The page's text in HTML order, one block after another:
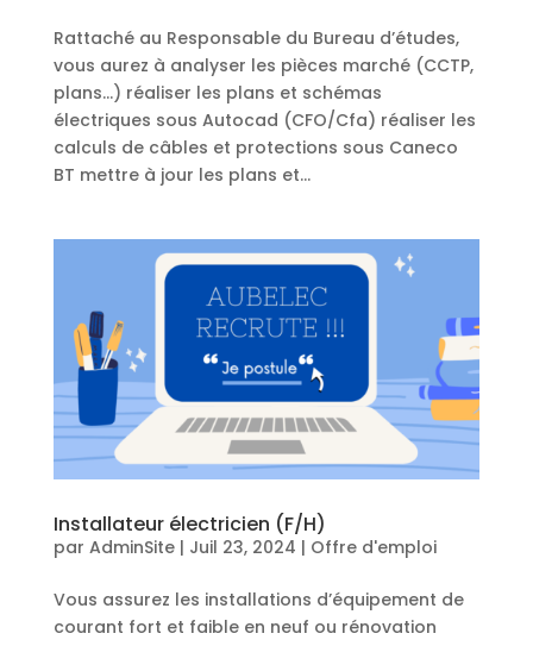
Rattaché au Responsable du Bureau d’études,
vous aurez à analyser les pièces marché (CCTP,
plans…) réaliser les plans et schémas
électriques sous Autocad (CFO/Cfa) réaliser les
calculs de câbles et protections sous Caneco
BT mettre à jour les plans et...
Installateur électricien (F/H)
par AdminSite| Juil 23, 2024 | Offre d'emploi
Vous assurez les installations d’équipement de
courant fort et faible en neuf ou rénovation